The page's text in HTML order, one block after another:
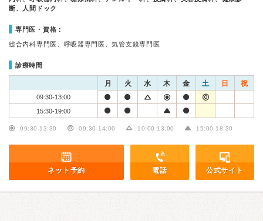
断、人間ドック
専門医・資格：
総合内科専門医、呼吸器専門医、気管支鏡専門医
診療時間
月 火 水 木 金 土 日 祝
09:30-13:00
15:30-19:00
09:30-13:30 09:30-14:00 10:00-13:00 15:00-18:30
ネット予約 電話 公式サイト